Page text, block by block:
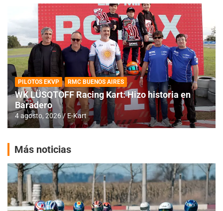
PILOTOS EKVP RMC BUENOS AIRES
WK LÜSQTOFF Racing Kart: Hizo historia en
Baradero
4 agosto, 2026 E-Kart
Más noticias